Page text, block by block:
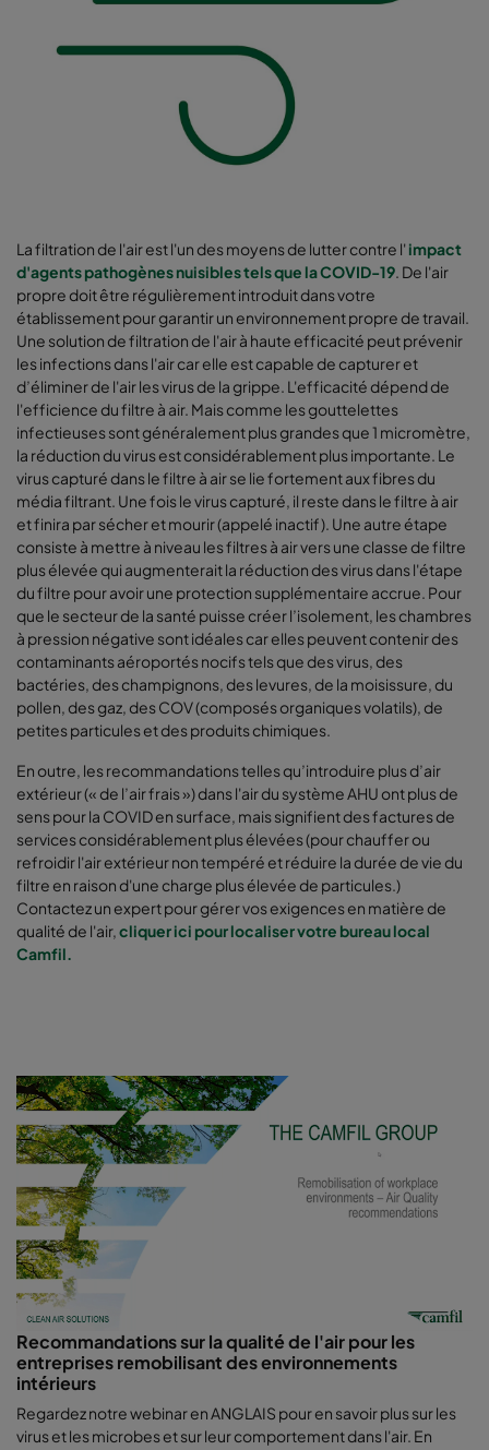
La filtration de l'air est l'un des moyens de lutter contre l'impact
d'agents pathogènes nuisibles tels que la COVID-19. De l'air
propre doit être régulièrement introduit dans votre
établissement pour garantir un environnement propre de travail.
Une solution de filtration de l'air à haute efficacité peut prévenir
les infections dans l'air car elle est capable de capturer et
d’éliminer de l'air les virus de la grippe. L'efficacité dépend de
l'efficience du filtre à air. Mais comme les gouttelettes
infectieuses sont généralement plus grandes que 1 micromètre,
la réduction du virus est considérablement plus importante. Le
virus capturé dans le filtre à air se lie fortement aux fibres du
média filtrant. Une fois le virus capturé, il reste dans le filtre à air
et finira par sécher et mourir (appelé inactif). Une autre étape
consiste à mettre à niveau les filtres à air vers une classe de filtre
plus élevée qui augmenterait la réduction des virus dans l'étape
du filtre pour avoir une protection supplémentaire accrue. Pour
que le secteur de la santé puisse créer l’isolement, les chambres
à pression négative sont idéales car elles peuvent contenir des
contaminants aéroportés nocifs tels que des virus, des
bactéries, des champignons, des levures, de la moisissure, du
pollen, des gaz, des COV (composés organiques volatils), de
petites particules et des produits chimiques.
En outre, les recommandations telles qu’introduire plus d’air
extérieur (« de l’air frais ») dans l'air du système AHU ont plus de
sens pour la COVID en surface, mais signifient des factures de
services considérablement plus élevées (pour chauffer ou
refroidir l'air extérieur non tempéré et réduire la durée de vie du
filtre en raison d'une charge plus élevée de particules.)
Contactez un expert pour gérer vos exigences en matière de
qualité de l'air,cliquer ici pour localiser votre bureau local
Camfil.
Recommandations sur la qualité de l'air pour les
entreprises remobilisant des environnements
intérieurs
Regardez notre webinar en ANGLAIS pour en savoir plus sur les
virus et les microbes et sur leur comportement dans l'air. En